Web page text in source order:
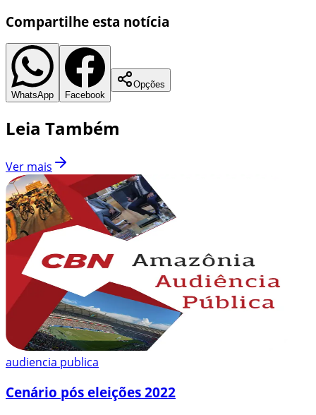
Compartilhe esta notícia
WhatsApp Facebook
Opções
Leia Também
Ver mais
audiencia publica
Cenário pós eleições 2022